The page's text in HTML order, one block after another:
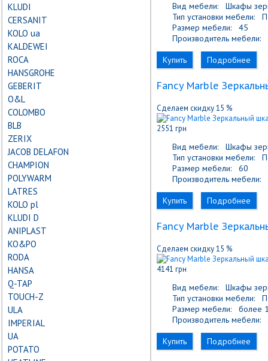
KLUDI
CERSANIT
KOLO ua
KALDEWEI
ROCA
HANSGROHE
GEBERIT
О&L
COLOMBO
BLB
ZERIX
JACOB DELAFON
CHAMPION
POLYWARM
LATRES
KOLO pl
KLUDI D
ANIPLAST
KO&PO
RODA
HANSA
Q-TAP
TOUCH-Z
ULA
IMPERIAL
UA
POTATO
Вид мебели:
Шкафы
Тип установки мебели:
Размер мебели:
45
Производитель мебели:
Купить
Подробнее
Fancy Marble
Сделаем скидку 15 %
2551 грн
Вид мебели:
Шкафы
Тип установки мебели:
Размер мебели:
60
Производитель мебели:
Купить
Подробнее
Fancy Marble
Сделаем скидку 15 %
4141 грн
Вид мебели:
Шкафы
Тип установки мебели:
Размер мебели:
более
Производитель мебели:
Купить
Подробнее